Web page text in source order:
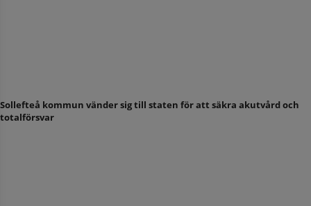
Sollefteå kommun vänder sig till staten för att säkra akutvård och
totalförsvar